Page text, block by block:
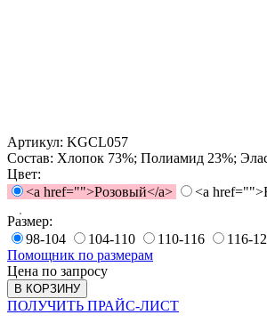
Артикул: KGCL057
Состав: Хлопок 73%; Полиамид 23%;
Цвет:
<a href="">Розовый</a>
<a
Размер:
98-104
104-110 110-116 116-
Помощник по размерам
Цена по запросу
В КОРЗИНУ
ПОЛУЧИТЬ ПРАЙС-ЛИСТ